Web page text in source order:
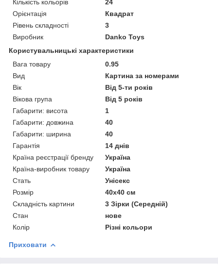
Кількість кольорів
24
Орієнтація
Квадрат
Рівень складності
3
Виробник
Danko Toys
Користувальницькі характеристики
Вага товару
0.95
Вид
Картина за номерами
Вік
Від 5-ти років
Вікова група
Від 5 років
Габарити: висота
1
Габарити: довжина
40
Габарити: ширина
40
Гарантія
14 днів
Країна реєстрації бренду
Україна
Країна-виробник товару
Україна
Стать
Унісекс
Розмір
40х40 см
Складність картини
3 Зірки (Середній)
Стан
нове
Колір
Різні кольори
Приховати